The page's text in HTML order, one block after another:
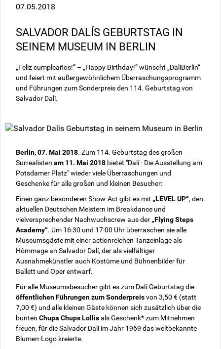
07.05.2018
SALVADOR DALÍS GEBURTSTAG IN
SEINEM MUSEUM IN BERLIN
„Feliz cumpleaños!” – „Happy Birthday!“ wünscht „DaliBerlin“
und feiert mit außergewöhnlichem Überraschungsprogramm
und Führungen zum Sonderpreis den 114. Geburtstag von
Salvador Dalí.
Berlin, 07. Mai 2018. Zum 114. Geburtstag des großen
Surrealistenam 11. Mai 2018 bietet "Dalí - Die Ausstellung am
Potsdamer Platz" wieder viele Überraschungen und
Geschenke für alle großen und kleinen Besucher:
Einen ganz besonderen Show-Act gibt es mit „LEVEL UP“, den
aktuellen Deutschen Meistern im Breakdance und
vielversprechender Nachwuchscrew aus der „Flying Steps
Academy“. Um 16:30 und 17:00 Uhr überraschen sie alle
Museumsgäste mit einer actionreichen Tanzeinlage als
Hômmage an Salvador Dalí, der als vielfältiger
Ausnahmekünstler auch Kostüme und Bühnenbilder für
Ballett und Oper entwarf.
Für alle Museumsbesucher gibt es zum Dalí-Geburtstag die
öffentlichen Führungen zum Sonderpreisvon 3,50 € (statt
7,00 €) und alle kleinen Gäste können sich zusätzlich über die
buntenChupa Chups Lollisals Geschenk* zum Mitnehmen
freuen, für die Salvador Dalí im Jahr 1969 das weltbekannte
Blumen-Logo kreierte.